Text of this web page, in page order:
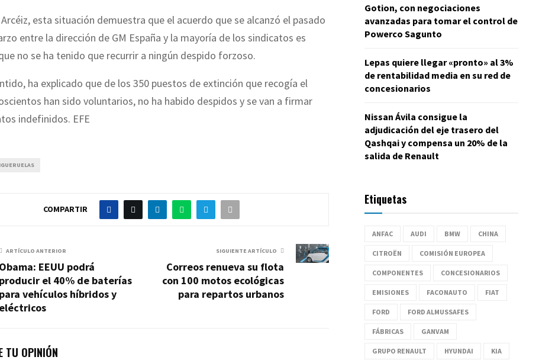
esta situación demuestra que el acuerdo que se alcanzó el pasado
entre la dirección de GM España y la mayoría de los sindicatos es
no se ha tenido que recurrir a ningún despido forzoso.
ha explicado que de los 350 puestos de extinción que recogía el
han sido voluntarios, no ha habido despidos y se van a firmar
indefinidos. EFE
COMPARTIR
ARTÍCULO ANTERIOR
Obama: EEUU podrá
producir el 40% de baterías
para vehículos híbridos y
eléctricos
SIGUIENTE ARTÍCULO
Correos renueva su flota
con 100 motos ecológicas
para repartos urbanos
TU OPINIÓN
Gotion, con negociaciones
avanzadas para tomar el control de
Powerco Sagunto
Lepas quiere llegar «pronto» al 3%
de rentabilidad media en su red de
concesionarios
Nissan Ávila consigue la
adjudicación del eje trasero del
Qashqai y compensa un 20% de la
salida de Renault
Etiquetas
ANFAC AUDI BMW CHINA
CITROËN COMISIÓN EUROPEA
COMPONENTES CONCESIONARIOS
EMISIONES FACONAUTO FIAT
FORD FORD ALMUSSAFES
FÁBRICAS GANVAM
GRUPO RENAULT HYUNDAI KIA